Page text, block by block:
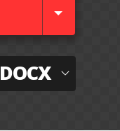
DOCX